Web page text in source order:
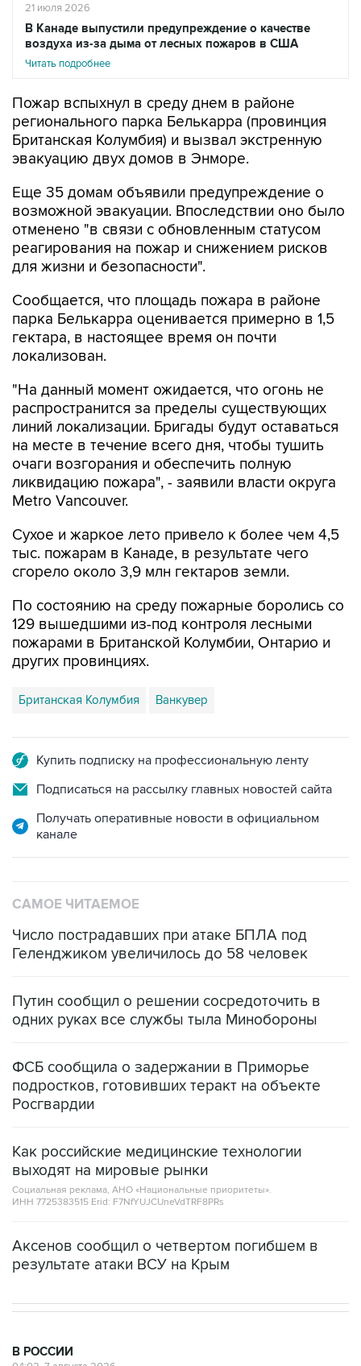
21 июля 2026
В Канаде выпустили предупреждение о качестве
воздуха из-за дыма от лесных пожаров в США
Читать подробнее
Пожар вспыхнул в среду днем в районе
регионального парка Белькарра (провинция
Британская Колумбия) и вызвал экстренную
эвакуацию двух домов в Энморе.
Еще 35 домам объявили предупреждение о
возможной эвакуации. Впоследствии оно было
отменено "в связи с обновленным статусом
реагирования на пожар и снижением рисков
для жизни и безопасности".
Сообщается, что площадь пожара в районе
парка Белькарра оценивается примерно в 1,5
гектара, в настоящее время он почти
локализован.
"На данный момент ожидается, что огонь не
распространится за пределы существующих
линий локализации. Бригады будут оставаться
на месте в течение всего дня, чтобы тушить
очаги возгорания и обеспечить полную
ликвидацию пожара", - заявили власти округа
Metro Vancouver.
Сухое и жаркое лето привело к более чем 4,5
тыс. пожарам в Канаде, в результате чего
сгорело около 3,9 млн гектаров земли.
По состоянию на среду пожарные боролись со
129 вышедшими из-под контроля лесными
пожарами в Британской Колумбии, Онтарио и
других провинциях.
Британская Колумбия Ванкувер
Купить подписку на профессиональную ленту
Подписаться на рассылку главных новостей сайта
Получать оперативные новости в официальном
канале
САМОЕ ЧИТАЕМОЕ
Число пострадавших при атаке БПЛА под
Геленджиком увеличилось до 58 человек
Путин сообщил о решении сосредоточить в
одних руках все службы тыла Минобороны
ФСБ сообщила о задержании в Приморье
подростков, готовивших теракт на объекте
Росгвардии
Как российские медицинские технологии
выходят на мировые рынки
Социальная реклама, АНО «Национальные приоритеты».
ИНН 7725383515 Erid: F7NfYUJCUneVdTRF8PRs
Аксенов сообщил о четвертом погибшем в
результате атаки ВСУ на Крым
В РОССИИ